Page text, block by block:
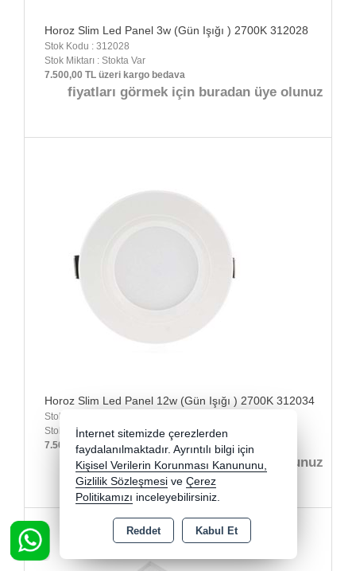
Horoz Slim Led Panel 3w (Gün Işığı ) 2700K 312028
Stok Kodu : 312028
Stok Miktarı : Stokta Var
7.500,00 TL üzeri kargo bedava
fiyatları görmek için buradan üye olunuz
Horoz Slim Led Panel 12w (Gün Işığı ) 2700K 312034
Stok Kodu : 312034
Stok Miktarı : Stokta Var
7.500,00 TL üzeri kargo bedava
fiyatları görmek için buradan üye olunuz
İnternet sitemizde çerezlerden
faydalanılmaktadır. Ayrıntılı bilgi için
Kişisel Verilerin Korunması Kanununu,
Gizlilik Sözleşmesi ve Çerez
Politikamızı inceleyebilirsiniz.
Reddet Kabul Et